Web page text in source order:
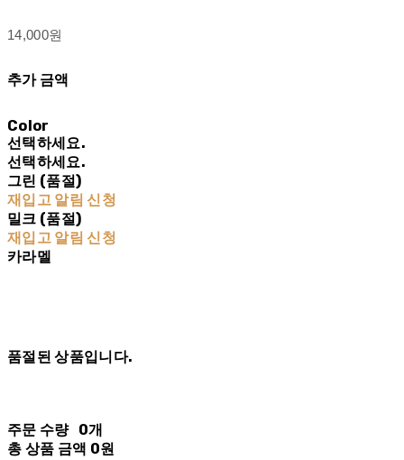
14,000원
추가 금액
Color
선택하세요.
선택하세요.
그린 (품절)
재입고 알림 신청
밀크 (품절)
재입고 알림 신청
카라멜
품절된 상품입니다.
주문 수량 0개
총 상품 금액 0원